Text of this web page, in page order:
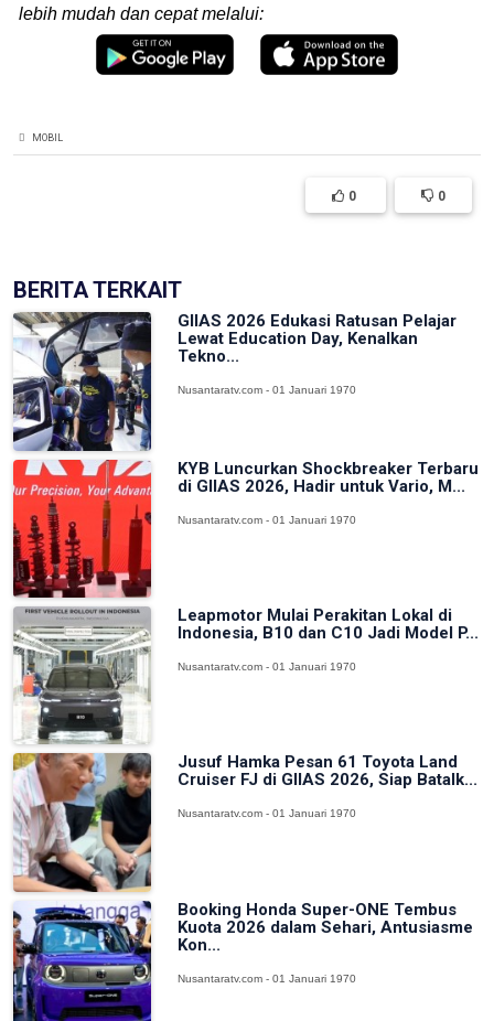
lebih mudah dan cepat melalui:
MOBIL
0 0
BERITA TERKAIT
GIIAS 2026 Edukasi Ratusan Pelajar
Lewat Education Day, Kenalkan
Tekno...
Nusantaratv.com - 01 Januari 1970
KYB Luncurkan Shockbreaker Terbaru
di GIIAS 2026, Hadir untuk Vario, M...
Nusantaratv.com - 01 Januari 1970
Leapmotor Mulai Perakitan Lokal di
Indonesia, B10 dan C10 Jadi Model P...
Nusantaratv.com - 01 Januari 1970
Jusuf Hamka Pesan 61 Toyota Land
Cruiser FJ di GIIAS 2026, Siap Batalk...
Nusantaratv.com - 01 Januari 1970
Booking Honda Super-ONE Tembus
Kuota 2026 dalam Sehari, Antusiasme
Kon...
Nusantaratv.com - 01 Januari 1970